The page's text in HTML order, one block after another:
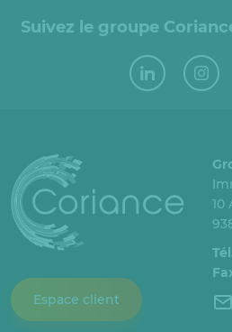
Suivez le groupe
Espace client
10